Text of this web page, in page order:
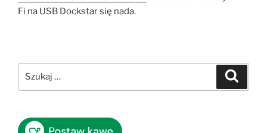
Fi na USB Dockstar się nada.